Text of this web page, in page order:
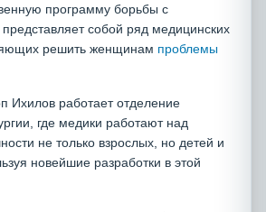
программу борьбы с
собой ряд медицинских
решить женщинам проблемы
Ихилов работает отделение
где медики работают над
не только взрослых, но детей и
новейшие разработки в этой